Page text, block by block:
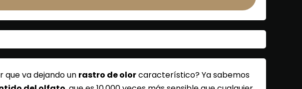
que va dejando un rastro de olorcaracterístico? Ya sabemos